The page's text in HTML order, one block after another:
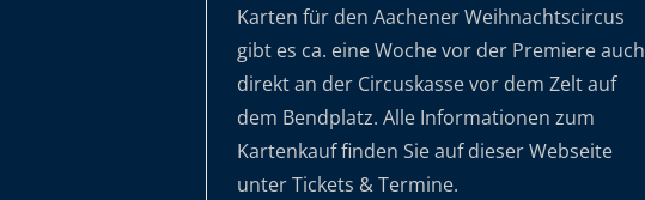
Karten für den Aachener Weihnachtscircus
gibt es ca. eine Woche vor der Premiere auch
direkt an der Circuskasse vor dem Zelt auf
dem Bendplatz. Alle Informationen zum
Kartenkauf finden Sie auf dieser Webseite
unter Tickets & Termine.